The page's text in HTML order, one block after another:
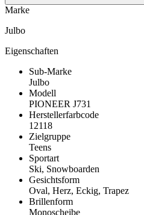
Marke
Julbo
Eigenschaften
Sub-Marke
Julbo
Modell
PIONEER J731
Herstellerfarbcode
12118
Zielgruppe
Teens
Sportart
Ski, Snowboarden
Gesichtsform
Oval, Herz, Eckig, Trapez
Brillenform
Monoscheibe